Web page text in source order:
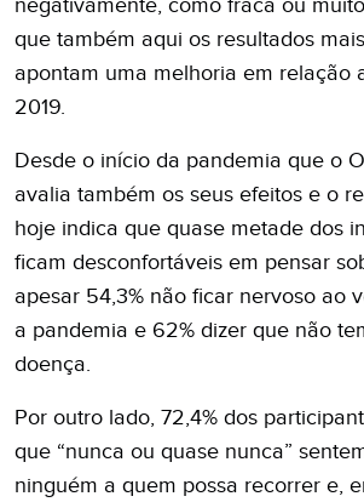
que também aqui os resultados
apontam uma melhoria em relação
2019.
Desde o início da pandemia que o
avalia também os seus efeitos e o
hoje indica que quase metade dos
ficam desconfortáveis em pensar
apesar 54,3% não ficar nervoso ao
a pandemia e 62% dizer que não
doença.
Por outro lado, 72,4% dos
que “nunca ou quase nunca”
ninguém a quem possa recorrer e,